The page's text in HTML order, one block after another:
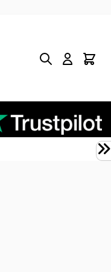
Rechercher
Panier